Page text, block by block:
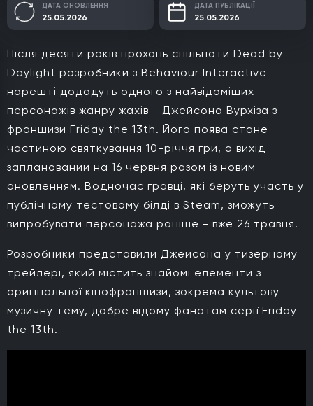
ДАТА ОНОВЛЕННЯ
25.05.2026
ДАТА ПУБЛІКАЦІЇ
25.05.2026
Після десяти років прохань спільноти Dead by
Daylight розробники з Behaviour Interactive
нарешті додадуть одного з найвідоміших
персонажів жанру жахів - Джейсона Вурхіза з
франшизи Friday the 13th. Його поява стане
частиною святкування 10-річчя гри, а вихід
запланований на 16 червня разом із новим
оновленням. Водночас гравці, які беруть участь у
публічному тестовому білді в Steam, зможуть
випробувати персонажа раніше - вже 26 травня.
Розробники представили Джейсона у тизерному
трейлері, який містить знайомі елементи з
оригінальної кінофраншизи, зокрема культову
музичну тему, добре відому фанатам серії Friday
the 13th.